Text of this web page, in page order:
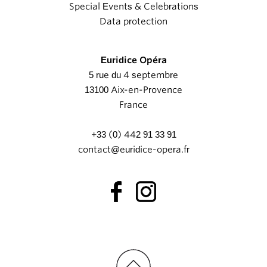
Special Events & Celebrations
Data protection
Euridice Opéra
5 rue du 4 septembre
13100 Aix-en-Provence
France
+33 (0) 442 91 33 91
contact@euridice-opera.fr